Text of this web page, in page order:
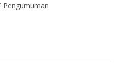
Pengumuman